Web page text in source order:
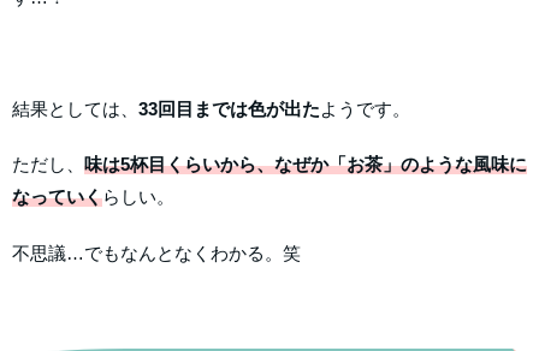
結果としては、 33回目までは色が出たようです。
ただし、 味は5杯目くらいから、なぜか「お茶」のような風味に
なっていくらしい。
不思議…でもなんとなくわかる。笑